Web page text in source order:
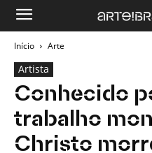
Início Arte
Artista
Conhecido
trabalho
Christo